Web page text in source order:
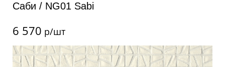
Саби / NG01 Sabi
6 570 р/шт